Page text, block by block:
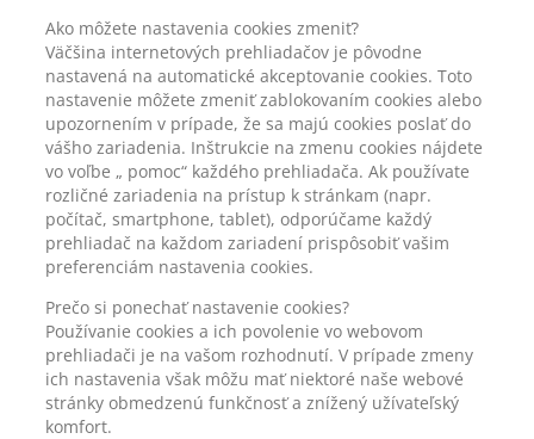
Ako môžete nastavenia cookies zmeniť?
Väčšina internetových prehliadačov je pôvodne
nastavená na automatické akceptovanie cookies. Toto
nastavenie môžete zmeniť zablokovaním cookies alebo
upozornením v prípade, že sa majú cookies poslať do
vášho zariadenia. Inštrukcie na zmenu cookies nájdete
vo voľbe „ pomoc“ každého prehliadača. Ak používate
rozličné zariadenia na prístup k stránkam (napr.
počítač, smartphone, tablet), odporúčame každý
prehliadač na každom zariadení prispôsobiť vašim
preferenciám nastavenia cookies.
Prečo si ponechať nastavenie cookies?
Používanie cookies a ich povolenie vo webovom
prehliadači je na vašom rozhodnutí. V prípade zmeny
ich nastavenia však môžu mať niektoré naše webové
stránky obmedzenú funkčnosť a znížený užívateľský
komfort.